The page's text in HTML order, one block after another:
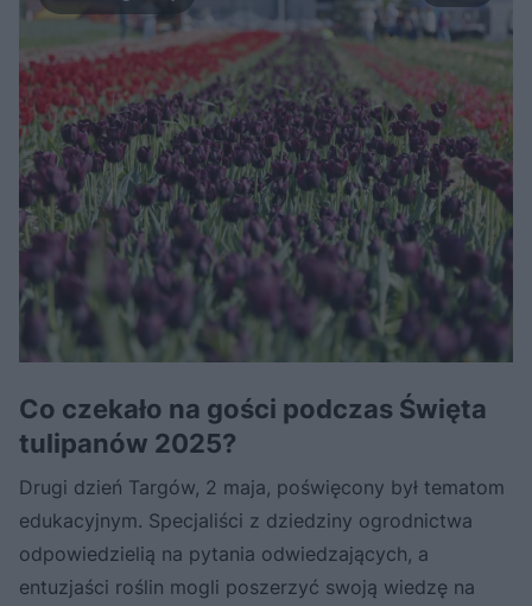
Co czekało na gości podczas Święta
tulipanów 2025?
Drugi dzień Targów, 2 maja, poświęcony był tematom
edukacyjnym. Specjaliści z dziedziny ogrodnictwa
odpowiedzielią na pytania odwiedzających, a
entuzjaści roślin mogli poszerzyć swoją wiedzę na